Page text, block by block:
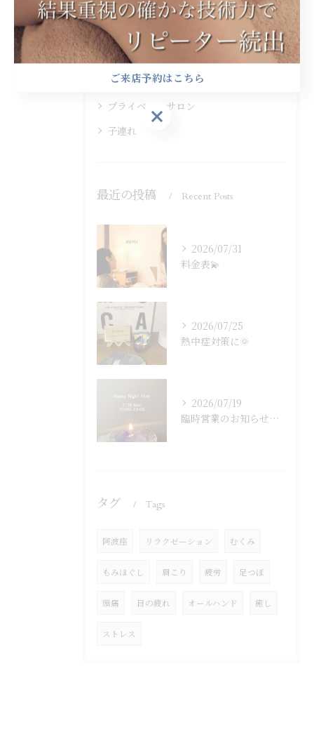
全てのカテゴリー
ヘッドスパ
アロママッサージ
ストレッチ
プライベートサロン
子連れ
最近の投稿 Recent Posts
2026/07/31
料金表💫
2026/07/25
熱中症対策に🌞
2026/07/19
臨時営業のお知らせです🐈‍⬛🌙
タグ Tags
阿波座 リラクゼーション むくみ
もみほぐし 肩こり 疲労 足つぼ
頭痛 目の疲れ オールハンド 癒し
ストレス
ご来店予約はこちら
ご来店予約はこちら